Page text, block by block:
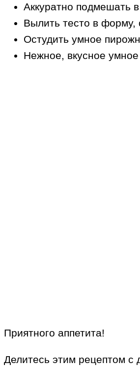
Аккуратно подмешать
Вылить тесто в форму,
Остудить умное
Нежное, вкусное
Приятного аппетита!
Делитесь этим рецептом с